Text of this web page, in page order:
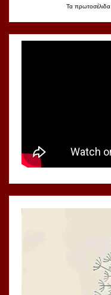
Τα πρωτοσέλιδα